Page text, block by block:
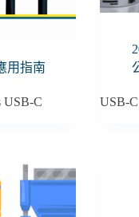
用指南
USB-C
USB-